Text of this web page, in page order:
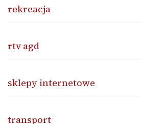
rekreacja
rtv agd
sklepy internetowe
transport